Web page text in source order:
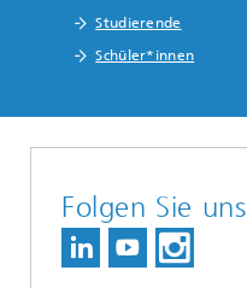
Studierende
Schüler*innen
Folgen Sie uns